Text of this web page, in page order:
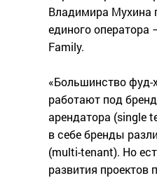
Владимира Мухина
единого оператора
Family.
«Большинство фуд-
работают под
арендатора (single
в себе бренды
(multi-tenant). Но
развития проектов